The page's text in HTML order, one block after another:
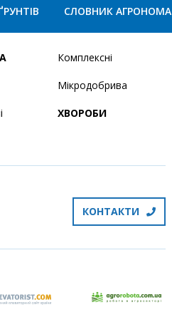
СЛОВНИК АГРОНОМА
Комплексні
Мікродобрива
ХВОРОБИ
КОНТАКТИ